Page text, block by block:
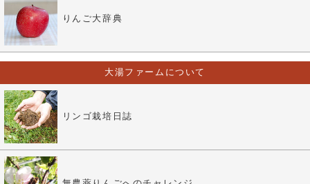
りんご大辞典
大湯ファームについて
リンゴ栽培日誌